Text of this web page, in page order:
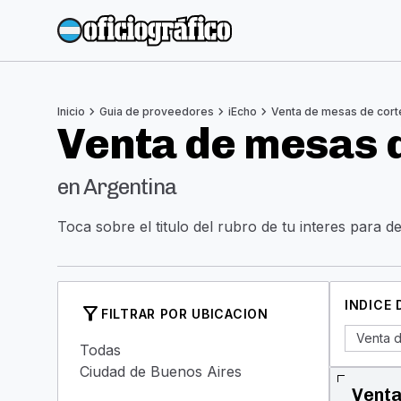
Inicio chevron_right Guia de proveedores chevron_right iEcho chevron_right Venta de mesas de
Venta de mesas
en Argentina
Toca sobre el titulo del rubro de tu interes para
filter_alt FILTRAR POR UBICACION
Todas
Ciudad de Buenos Aires
INDICE
Venta